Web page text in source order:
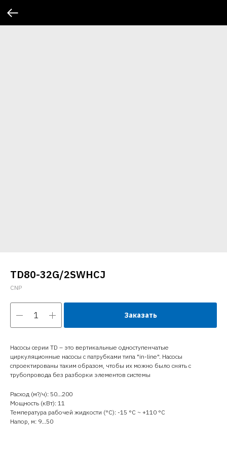
TD80-32G/2SWHCJ
CNP
Заказать
Насосы серии TD – это вертикальные одноступенчатые
циркуляционные насосы с патрубками типа "in-line". Насосы
спроектированы таким образом, чтобы их можно было снять с
трубопровода без разборки элементов системы
Расход (м?/ч): 50…200
Мощность (кВт): 11
Температура рабочей жидкости (°C): -15 °С ~ +110 °С
Напор, м: 9…50